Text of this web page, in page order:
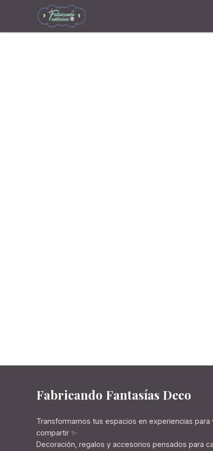
Fabricando Fantasías Deco
Transformamos tus espacios en experiencias para
compartir ✨
Decoración, regalos y accesorios pensados para